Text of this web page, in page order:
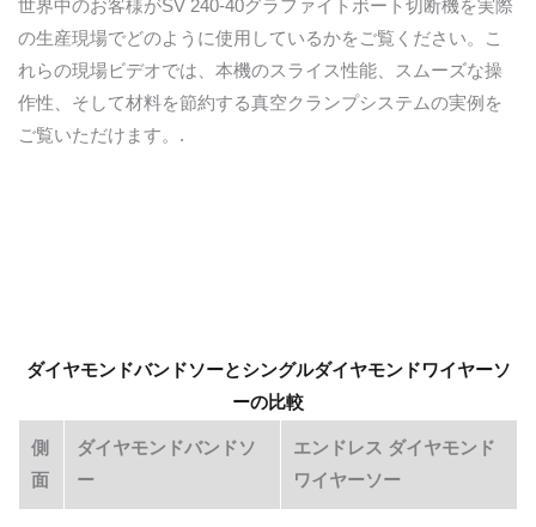
世界中のお客様がSV 240-40グラファイトボート切断機を実際
の生産現場でどのように使用しているかをご覧ください。こ
れらの現場ビデオでは、本機のスライス性能、スムーズな操
作性、そして材料を節約する真空クランプシステムの実例を
ご覧いただけます。.
ダイヤモンドバンドソーとシングルダイヤモンドワイヤーソ
ーの比較
側
面
ダイヤモンドバンドソ
ー
エンドレス ダイヤモンド
ワイヤーソー